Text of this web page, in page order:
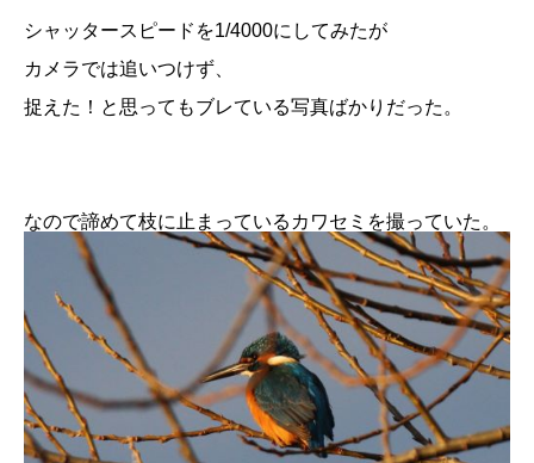
シャッタースピードを1/4000にしてみたが
カメラでは追いつけず、
捉えた！と思ってもブレている写真ばかりだった。
なので諦めて枝に止まっているカワセミを撮っていた。